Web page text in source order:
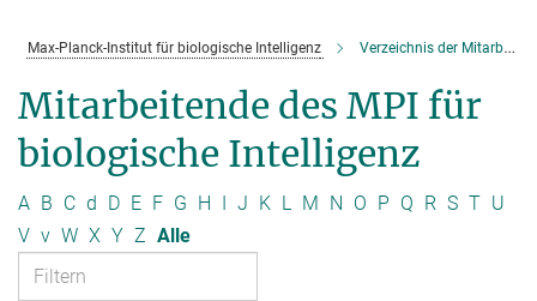
Max-Planck-Institut für biologische Intelligenz Verzeichnis der Mitarbeitenden
Mitarbeitende des MPI für
biologische Intelligenz
A B C d D E F G H I J K L M N O P Q R S T U
V v W X Y Z Alle